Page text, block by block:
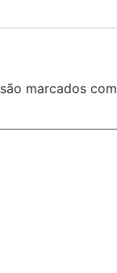
marcados com